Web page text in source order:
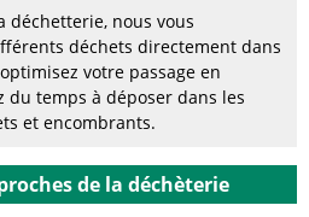
déchetterie, nous vous
déchets directement dans
votre passage en
du temps à déposer dans les
et encombrants.
de la déchèterie